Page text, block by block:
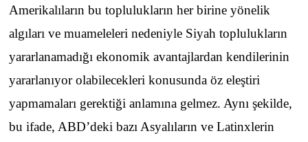
Amerikalıların bu toplulukların her birine yönelik
algıları ve muameleleri nedeniyle Siyah toplulukların
yararlanamadığı ekonomik avantajlardan kendilerinin
yararlanıyor olabilecekleri konusunda öz eleştiri
yapmamaları gerektiği anlamına gelmez. Aynı şekilde,
bu ifade, ABD’deki bazı Asyalıların ve Latinxlerin